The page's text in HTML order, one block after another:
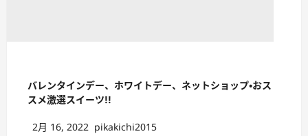
バレンタインデー、ホワイトデー、ネットショップ・おス
スメ激選スイーツ!!
2月 16, 2022 pikakichi2015